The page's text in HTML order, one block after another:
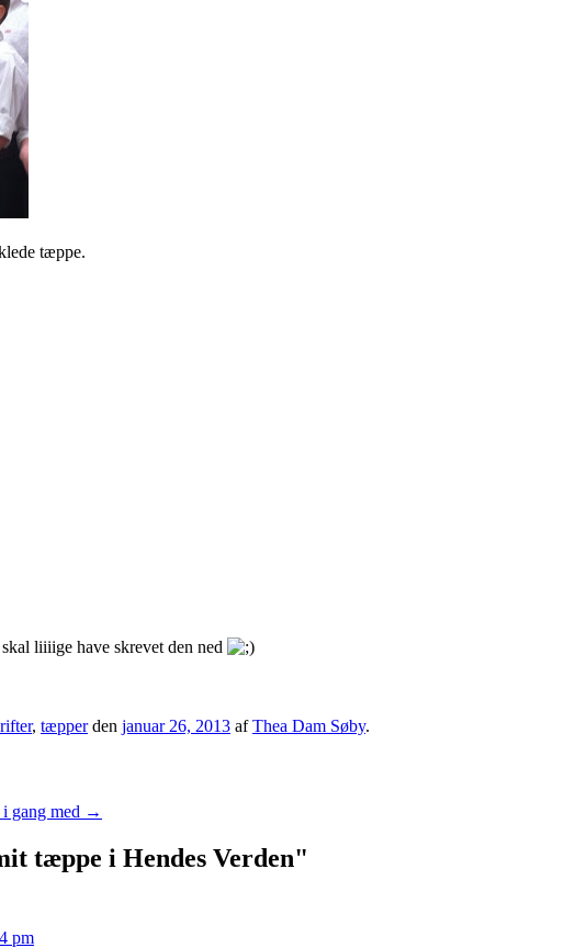
tæppe.
liiiige have skrevet den ned
, tæpperden januar 26, 2013 afThea Dam Søby.
gang med →
tæppe i Hendes Verden"
pm